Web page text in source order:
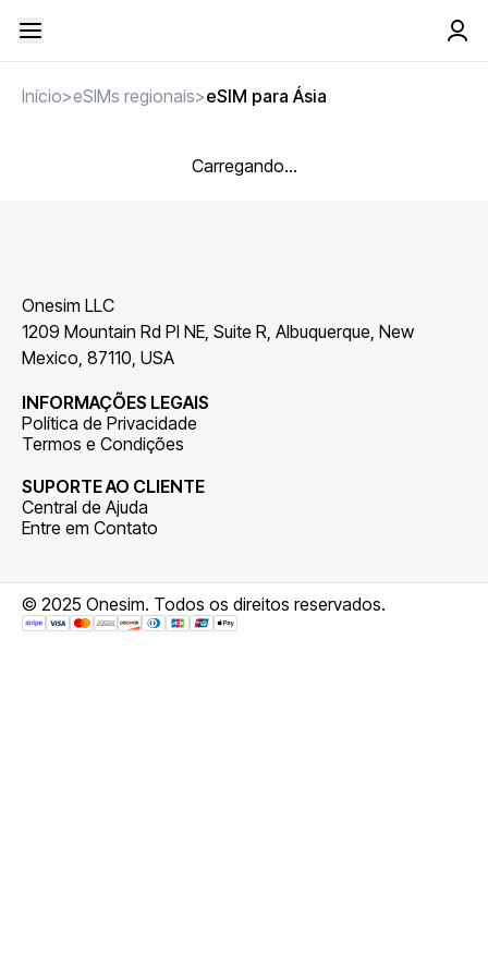
Início>eSIMs regionais>eSIM para Ásia
Carregando...
Onesim LLC
1209 Mountain Rd Pl NE, Suite R, Albuquerque, New
Mexico, 87110, USA
INFORMAÇÕES LEGAIS
Política de Privacidade
Termos e Condições
SUPORTE AO CLIENTE
Central de Ajuda
Entre em Contato
© 2025 Onesim. Todos os direitos reservados.